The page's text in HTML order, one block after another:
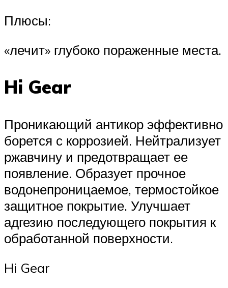
Плюсы:
«лечит» глубоко пораженные места.
Hi Gear
Проникающий антикор эффективно
борется с коррозией. Нейтрализует
ржавчину и предотвращает ее
появление. Образует прочное
водонепроницаемое, термостойкое
защитное покрытие. Улучшает
адгезию последующего покрытия к
обработанной поверхности.
Hi Gear